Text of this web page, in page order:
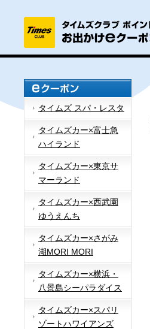
タイムズ スパ・レスタ
タイムズカー×富士急
ハイランド
タイムズカー×東京サ
マーランド
タイムズカー×西武園
ゆうえんち
タイムズカー×さがみ
湖MORI MORI
タイムズカー×横浜・
八景島シーパラダイス
タイムズカー×スパリ
ゾートハワイアンズ